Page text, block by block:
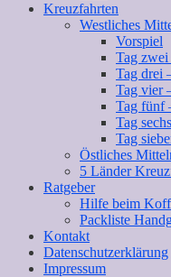
Kreuzfahrten
Westliches
Vorspiel
Tag
Tag drei
Tag vier
Tag fünf
Tag
Tag
Östliches
5 Länder
Ratgeber
Hilfe beim
Packliste
Kontakt
Datenschutzerklärung
Impressum